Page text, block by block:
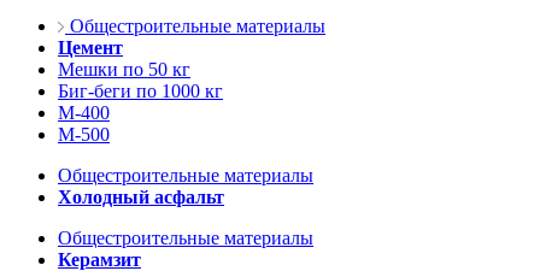
Общестроительные материалы
Цемент
Мешки по 50 кг
Биг-беги по 1000 кг
М-400
М-500
Общестроительные материалы
Холодный асфальт
Общестроительные материалы
Керамзит